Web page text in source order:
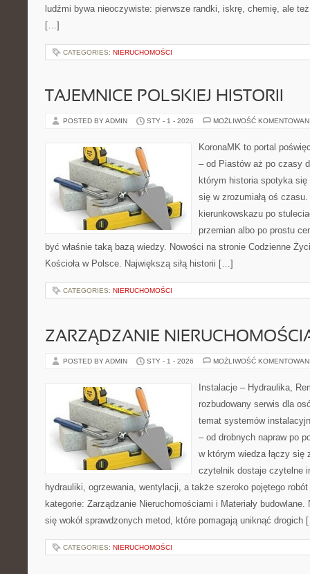
ludźmi bywa nieoczywiste: pierwsze randki, iskrę, chemię, ale
[…]
CATEGORIES: NIERUCHOMOŚCI
TAJEMNICE POLSKIEJ HISTORII
POSTED BY ADMIN STY - 1 - 2026 MOŻLIWOŚĆ
KoronaMK to portal
– od Piastów aż po czasy
którym historia spotyka
się w zrozumiałą oś
kierunkowskazu po
przemian albo po prostu
być właśnie taką bazą wiedzy. Nowości na stronie Codzienne
Kościoła w Polsce. Największą siłą historii […]
CATEGORIES: NIERUCHOMOŚCI
ZARZĄDZANIE
POSTED BY ADMIN STY - 1 - 2026 MOŻLIWOŚĆ
Instalacje – Hydraulika,
rozbudowany serwis dla
temat systemów
– od drobnych napraw po
w którym wiedza łączy się
czytelnik dostaje czytelne
hydrauliki, ogrzewania, wentylacji, a także szeroko pojętego
kategorie: Zarządzanie Nieruchomościami i Materiały
się wokół sprawdzonych metod, które pomagają uniknąć drogich
CATEGORIES: NIERUCHOMOŚCI